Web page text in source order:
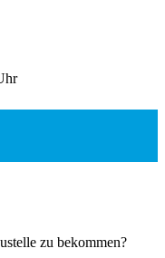
zu bekommen?